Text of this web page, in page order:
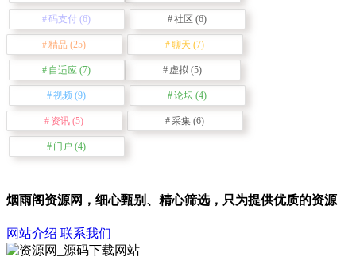
码支付 (6) 社区 (6)
精品 (25) 聊天 (7)
自适应 (7) 虚拟 (5)
视频 (9) 论坛 (4)
资讯 (5) 采集 (6)
门户 (4)
烟雨阁资源网，细心甄别、精心筛选，只为提供优质的资源
网站介绍 联系我们